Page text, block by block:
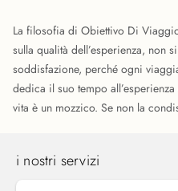
La filosofia di Obiettivo Di
sulla qualità dell’esperienza, non
soddisfazione, perché ogni
dedica il suo tempo
vita è un mozzico. Se non la
i nostri servizi